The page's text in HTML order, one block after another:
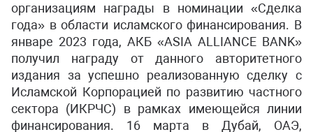
организациям награды в номинации «Сделка
года» в области исламского финансирования. В
январе 2023 года, АКБ «ASIA ALLIANCE BANK»
получил награду от данного авторитетного
издания за успешно реализованную сделку c
Исламской Корпорацией по развитию частного
сектора (ИКРЧС) в рамках имеющейся линии
финансирования. 16 марта в Дубай, ОАЭ,